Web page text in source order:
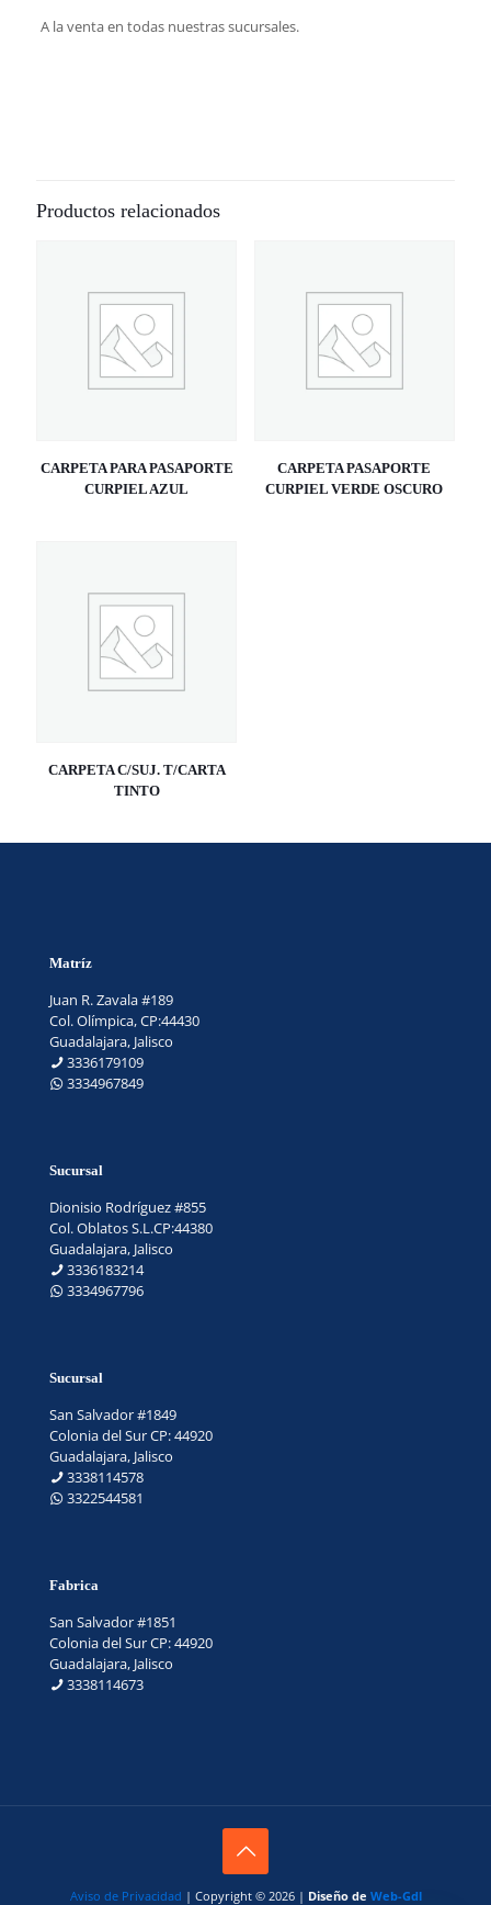
A la venta en todas nuestras sucursales.
Productos relacionados
CARPETA PARA PASAPORTE
CURPIEL AZUL
CARPETA PASAPORTE
CURPIEL VERDE OSCURO
CARPETA C/SUJ. T/CARTA
TINTO
Matríz
Juan R. Zavala #189
Col. Olímpica, CP:44430
Guadalajara, Jalisco
3336179109
3334967849
Sucursal
Dionisio Rodríguez #855
Col. Oblatos S.L.CP:44380
Guadalajara, Jalisco
3336183214
3334967796
Sucursal
San Salvador #1849
Colonia del Sur CP: 44920
Guadalajara, Jalisco
3338114578
3322544581
Fabrica
San Salvador #1851
Colonia del Sur CP: 44920
Guadalajara, Jalisco
3338114673
Aviso de Privacidad | Copyright © 2026 | Diseño de Web-Gdl